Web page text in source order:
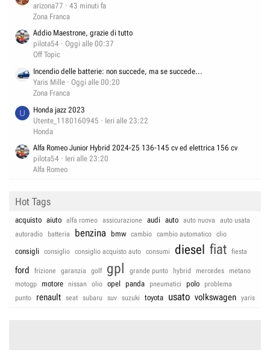
arizona77
43 minuti fa
Zona Franca
Addio Maestrone, grazie di tutto
pilota54
Oggi alle 00:37
Off Topic
Incendio delle batterie: non succede, ma se succede...
Yaris Mille
Oggi alle 00:20
Zona Franca
U
Honda jazz 2023
Utente_1180160945
Ieri alle 23:22
Honda
Alfa Romeo Junior Hybrid 2024-25 136-145 cv ed elettrica 156 cv
pilota54
Ieri alle 23:20
Alfa Romeo
Hot Tags
acquisto aiuto alfa romeo assicurazione audi auto auto nuova
auto usata
autoradio
batteria benzina bmw cambio cambio automatico clio
consigli consiglio consiglio acquisto auto consumi diesel fiat fiesta
ford frizione garanzia golf gpl grande punto hybrid mercedes
metano
motogp
motore nissan olio opel panda pneumatici polo
problema
punto
renault seat subaru suv suzuki toyota usato volkswagen yaris